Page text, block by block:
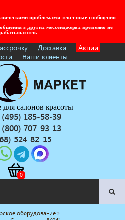
проблемами текстовые сообщения
в других мессенджерах временно не
Доставка
Акции
Наши клиенты
салонов красоты
185-58-39
707-93-13
524-82-15
оборудование